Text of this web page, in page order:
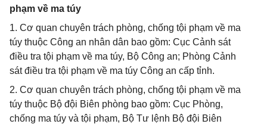
phạm về ma túy
1. Cơ quan chuyên trách phòng, chống tội phạm về ma
túy thuộc Công an nhân dân bao gồm: Cục Cảnh sát
điều tra tội phạm về ma túy, Bộ Công an; Phòng Cảnh
sát điều tra tội phạm về ma túy Công an cấp tỉnh.
2. Cơ quan chuyên trách phòng, chống tội phạm về ma
túy thuộc Bộ đội Biên phòng bao gồm: Cục Phòng,
chống ma túy và tội phạm, Bộ Tư lệnh Bộ đội Biên